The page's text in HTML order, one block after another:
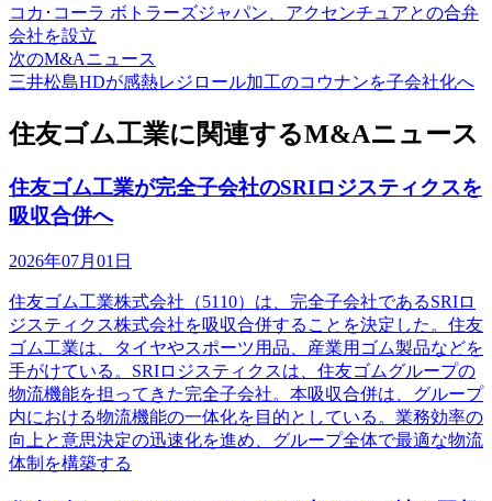
コカ･コーラ ボトラーズジャパン、アクセンチュアとの合弁
会社を設立
次のM&Aニュース
三井松島HDが感熱レジロール加工のコウナンを子会社化へ
住友ゴム工業に関連するM&Aニュース
住友ゴム工業が完全子会社のSRIロジスティクスを
吸収合併へ
2026年07月01日
住友ゴム工業株式会社（5110）は、完全子会社であるSRIロ
ジスティクス株式会社を吸収合併することを決定した。住友
ゴム工業は、タイヤやスポーツ用品、産業用ゴム製品などを
手がけている。SRIロジスティクスは、住友ゴムグループの
物流機能を担ってきた完全子会社。本吸収合併は、グループ
内における物流機能の一体化を目的としている。業務効率の
向上と意思決定の迅速化を進め、グループ全体で最適な物流
体制を構築する